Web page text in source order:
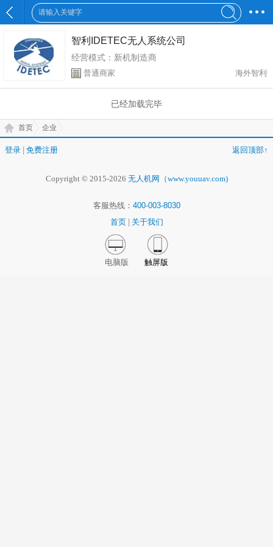
智利IDETEC无人系统公司
经营模式：新机制造商
普通商家 海外智利
已经加载完毕
首页 企业
登录 免费注册 返回顶部↑
Copyright © 2015-2026 无人机网（www.youuav.com)
客服热线： 400-003-8030
首页
关于我们
电脑版 触屏版